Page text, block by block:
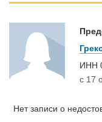
ИНН
с 17
Нет записи о